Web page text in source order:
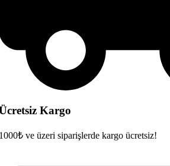
Kargo
ve üzeri siparişlerde kargo ücretsiz!